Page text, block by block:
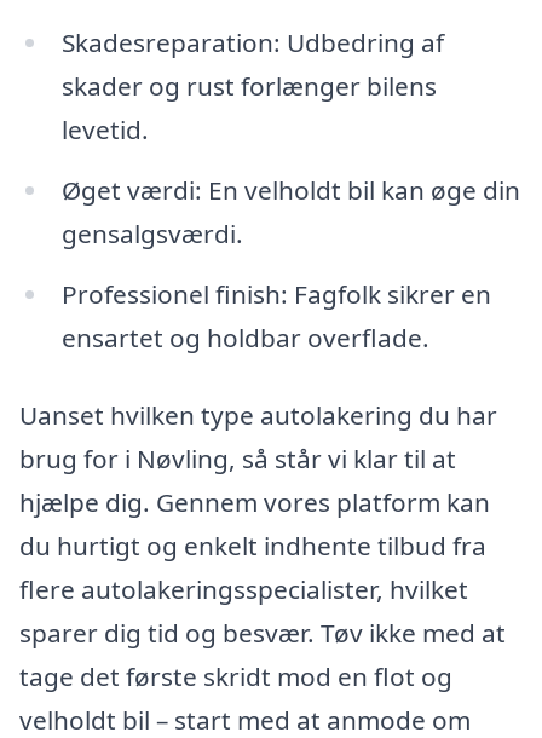
Skadesreparation: Udbedring af
skader og rust forlænger bilens
levetid.
Øget værdi: En velholdt bil kan øge din
gensalgsværdi.
Professionel finish: Fagfolk sikrer en
ensartet og holdbar overflade.
Uanset hvilken type autolakering du har
brug for i Nøvling, så står vi klar til at
hjælpe dig. Gennem vores platform kan
du hurtigt og enkelt indhente tilbud fra
flere autolakeringsspecialister, hvilket
sparer dig tid og besvær. Tøv ikke med at
tage det første skridt mod en flot og
velholdt bil – start med at anmode om